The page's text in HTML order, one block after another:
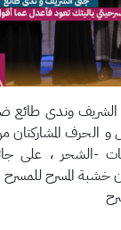
الشريف وندى طائع
-الشحر ، على
المسرح للمسرح